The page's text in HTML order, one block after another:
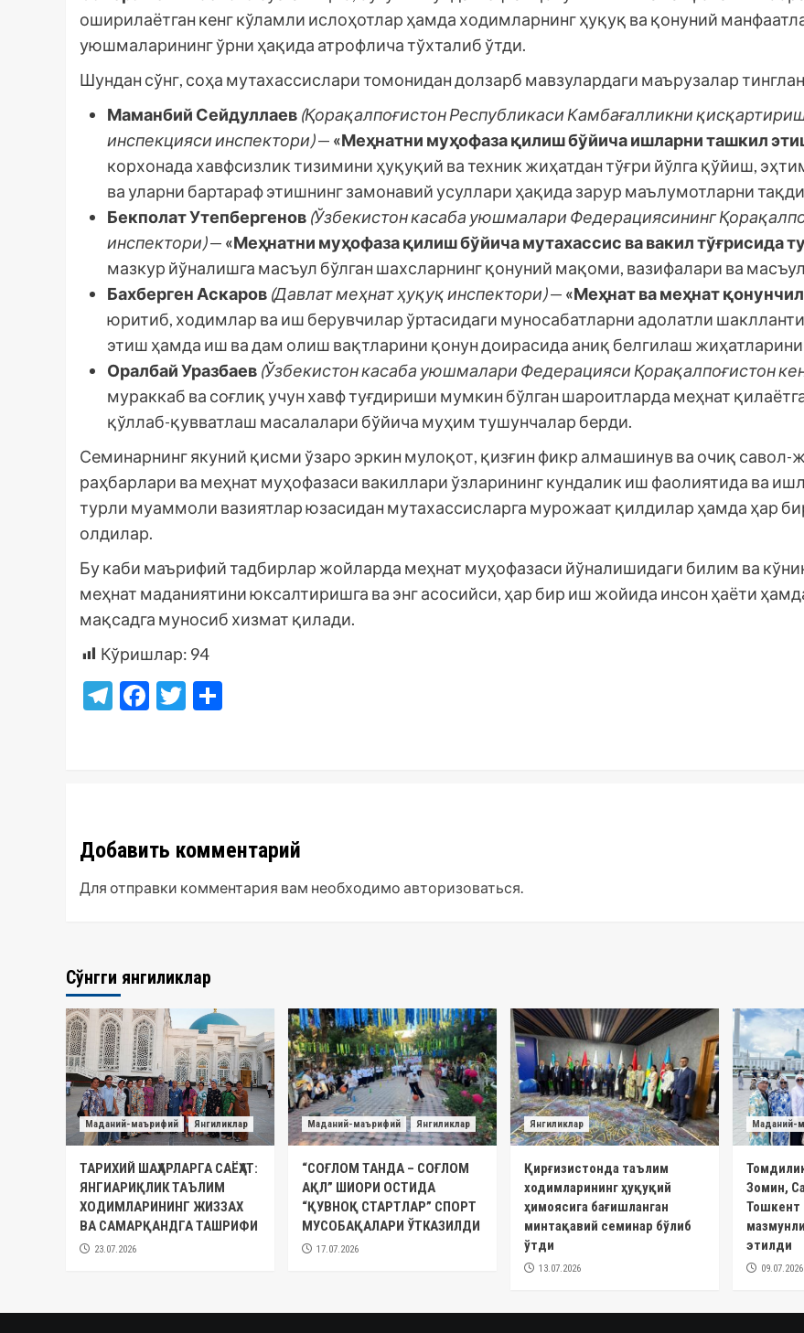
оширилаётган кенг кўламли ислоҳотлар ҳамда ходимларнинг ҳуқуқ ва қонуний
уюшмаларининг ўрни ҳақида атрофлича тўхталиб ўтди.
Шундан сўнг, соҳа мутахассислари томонидан долзарб мавзулардаги маърузалар
Маманбий Сейдуллаев (Қорақалпоғистон Республикаси Камбағалликни
инспекцияси инспектори)— «Меҳнатни муҳофаза қилиш бўйича ишларни ташкил
корхонада хавфсизлик тизимини ҳуқуқий ва техник жиҳатдан тўғри йўлга қўйиш,
ва уларни бартараф этишнинг замонавий усуллари ҳақида зарур маълумотларни
Бекполат Утепбергенов (Ўзбекистон касаба уюшмалари Федерациясининг
инспектори)— «Меҳнатни муҳофаза қилиш бўйича мутахассис ва вакил тўғрисида
мазкур йўналишга масъул бўлган шахсларнинг қонуний мақоми, вазифалари ва
Бахберген Аскаров (Давлат меҳнат ҳуқуқ инспектори)— «Меҳнат ва меҳнат
юритиб, ходимлар ва иш берувчилар ўртасидаги муносабатларни адолатли
этиш ҳамда иш ва дам олиш вақтларини қонун доирасида аниқ белгилаш жиҳатларини
Оралбай Уразбаев (Ўзбекистон касаба уюшмалари Федерацияси Қорақалпоғистон
мураккаб ва соғлиқ учун хавф туғдириши мумкин бўлган шароитларда меҳнат
қўллаб-қувватлаш масалалари бўйича муҳим тушунчалар берди.
Семинарнинг якуний қисми ўзаро эркин мулоқот, қизғин фикр алмашинув ва очиқ
раҳбарлари ва меҳнат муҳофазаси вакиллари ўзларининг кундалик иш фаолиятида ва
турли муаммоли вазиятлар юзасидан мутахассисларга мурожаат қилдилар ҳамда ҳар
олдилар.
Бу каби маърифий тадбирлар жойларда меҳнат муҳофазаси йўналишидаги билим ва
меҳнат маданиятини юксалтиришга ва энг асосийси, ҳар бир иш жойида инсон ҳаёти
мақсадга муносиб хизмат қилади.
Кўришлар: 94
Telegram
Facebook
Twitter
Добавить комментарий
Для отправки комментария вам необходимо авторизоваться.
Сўнгги янгиликлар
Маданий-маърифий Янгиликлар
ТАРИХИЙ ШАҲАРЛАРГА САЁҲАТ:
ЯНГИАРИҚЛИК ТАЪЛИМ
ХОДИМЛАРИНИНГ ЖИЗЗАХ
ВА САМАРҚАНДГА ТАШРИФИ
23.07.2026
Маданий-маърифий Янгиликлар
“СОҒЛОМ ТАНДА – СОҒЛОМ
АҚЛ” ШИОРИ ОСТИДА
“ҚУВНОҚ СТАРТЛАР” СПОРТ
МУСОБАҚАЛАРИ ЎТКАЗИЛДИ
17.07.2026
Янгиликлар
Қирғизистонда таълим
ходимларининг ҳуқуқий
ҳимоясига бағишланган
минтақавий семинар бўлиб
ўтди
13.07.2026
Маданий-
Зомин,
Тошкент
этилди
09.07.2026